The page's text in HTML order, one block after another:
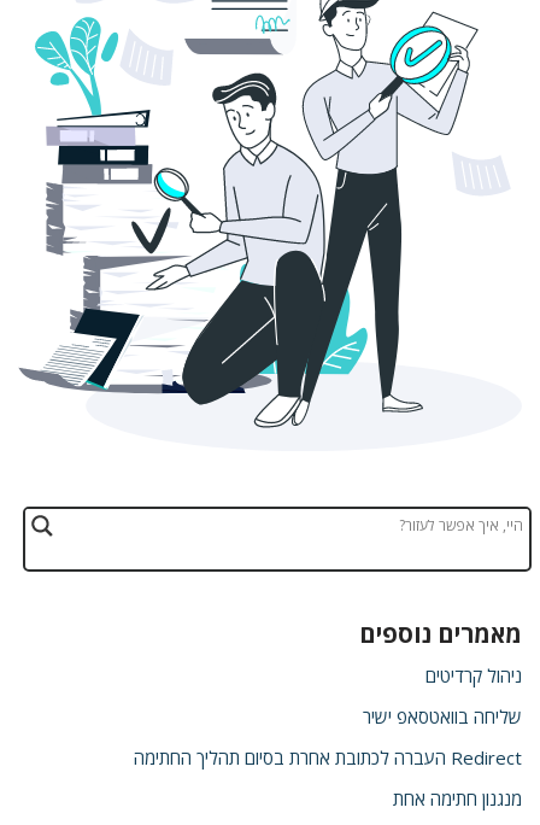
מאמרים נוספים
ניהול קרדיטים
שליחה בוואטסאפ ישיר
Redirect העברה לכתובת אחרת בסיום תהליך החתימה
מנגנון חתימה אחת